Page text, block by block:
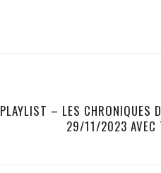
PLAYLIST – LES CHRONIQUES
29/11/2023 AVEC